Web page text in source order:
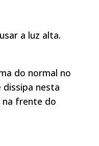
a luz alta.
do normal no
nesta
na frente do